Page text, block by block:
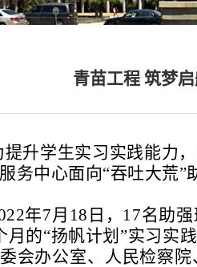
青苗工程 筑梦
提升学生实习实践能力
务中心面向“吞吐大荒”
年7月18日 ， 17名助
月的“扬帆计划”实习实践
会办公室、人民检察